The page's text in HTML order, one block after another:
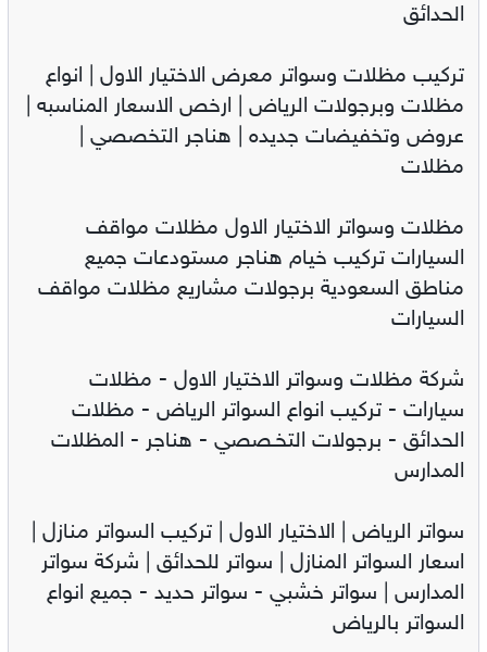
الحدائق
تركيب مظلات وسواتر معرض الاختيار الاول | انواع
مظلات وبرجولات الرياض | ارخص الاسعار المناسبه |
عروض وتخفيضات جديده | هناجر التخصصي |
مظلات
مظلات وسواتر الاختيار الاول مظلات مواقف
السيارات تركيب خيام هناجر مستودعات جميع
مناطق السعودية برجولات مشاريع مظلات مواقف
السيارات
شركة مظلات وسواتر الاختيار الاول - مظلات
سيارات - تركيب انواع السواتر الرياض - مظلات
الحدائق - برجولات التخـصصي - هناجر - المظلات
المدارس
سواتر الرياض | الاختيار الاول | تركيب السواتر منازل |
اسعار السواتر المنازل | سواتر للحدائق | شركة سواتر
المدارس | سواتر خشبي - سواتر حديد - جميع انواع
السواتر بالرياض